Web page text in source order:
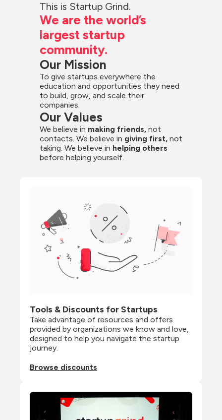
This is Startup Grind.
We are the world’s
largest startup
community.
Our Mission
To give startups everywhere the
education and opportunities they need
to build, grow, and scale their
companies.
Our Values
We believe in making friends, not
contacts. We believe in giving first, not
taking. We believe in helping others
before helping yourself.
Tools & Discounts for Startups
Take advantage of resources and offers
provided by organizations we know and love,
designed to help you navigate the startup
journey.
Browse discounts